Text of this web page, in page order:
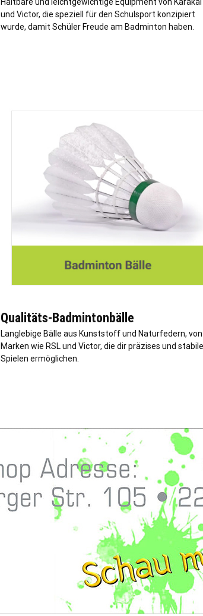
Haltbare und leichtgewichtige Equipment von Karakal
und Victor, die speziell für den Schulsport konzipiert
wurde, damit Schüler Freude am Badminton haben.
Qualitäts-Badmintonbälle
Langlebige Bälle aus Kunststoff und Naturfedern, von
Marken wie RSL und Victor, die dir präzises und
Spielen ermöglichen.